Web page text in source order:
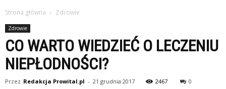
Strona główna Zdrowie
Zdrowie
CO WARTO WIEDZIEĆ O LECZENIU
NIEPŁODNOŚCI?
Przez Redakcja Prowital.pl - 21 grudnia 2017 2467 0